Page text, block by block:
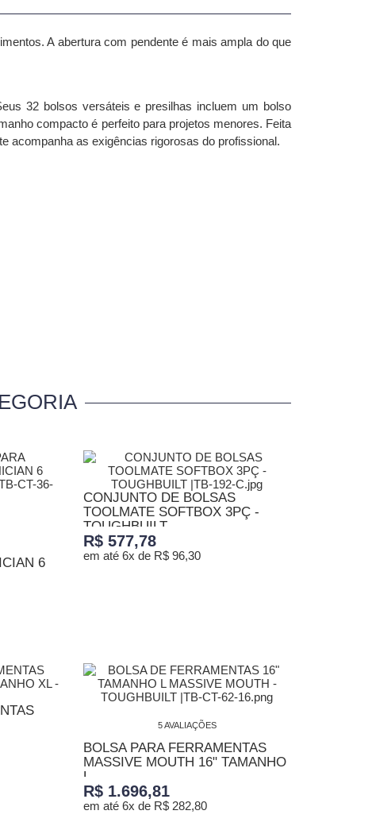
A abertura com pendente é mais ampla do que
32 bolsos versáteis e presilhas incluem um bolso
compacto é perfeito para projetos menores. Feita
acompanha as exigências rigorosas do profissional.
6
CONJUNTO DE BOLSAS
TOOLMATE SOFTBOX 3PÇ -
TOUGHBUILT
R$ 577,78
em até 6x de R$ 96,30
5 AVALIAÇÕES
BOLSA PARA FERRAMENTAS
MASSIVE MOUTH 16" TAMANHO
L...
R$ 1.696,81
em até 6x de R$ 282,80